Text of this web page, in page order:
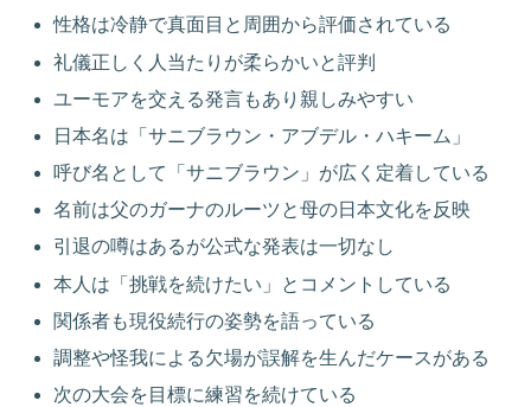
性格は冷静で真面目と周囲から評価されている
礼儀正しく人当たりが柔らかいと評判
ユーモアを交える発言もあり親しみやすい
日本名は「サニブラウン・アブデル・ハキーム」
呼び名として「サニブラウン」が広く定着している
名前は父のガーナのルーツと母の日本文化を反映
引退の噂はあるが公式な発表は一切なし
本人は「挑戦を続けたい」とコメントしている
関係者も現役続行の姿勢を語っている
調整や怪我による欠場が誤解を生んだケースがある
次の大会を目標に練習を続けている